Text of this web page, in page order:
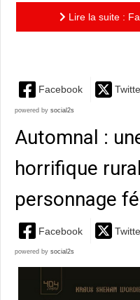
Lire la suite :
Facebook
powered by social2s
Automnal :
horrifique
personnage
Facebook
powered by social2s